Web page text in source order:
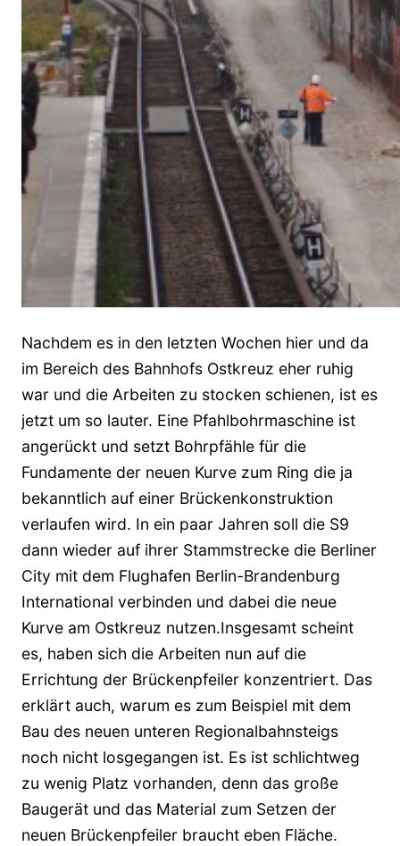
Nachdem es in den letzten Wochen hier und da
im Bereich des Bahnhofs Ostkreuz eher ruhig
war und die Arbeiten zu stocken schienen, ist es
jetzt um so lauter. Eine Pfahlbohrmaschine ist
angerückt und setzt Bohrpfähle für die
Fundamente der neuen Kurve zum Ring die ja
bekanntlich auf einer Brückenkonstruktion
verlaufen wird. In ein paar Jahren soll die S9
dann wieder auf ihrer Stammstrecke die Berliner
City mit dem Flughafen Berlin-Brandenburg
International verbinden und dabei die neue
Kurve am Ostkreuz nutzen.Insgesamt scheint
es, haben sich die Arbeiten nun auf die
Errichtung der Brückenpfeiler konzentriert. Das
erklärt auch, warum es zum Beispiel mit dem
Bau des neuen unteren Regionalbahnsteigs
noch nicht losgegangen ist. Es ist schlichtweg
zu wenig Platz vorhanden, denn das große
Baugerät und das Material zum Setzen der
neuen Brückenpfeiler braucht eben Fläche.